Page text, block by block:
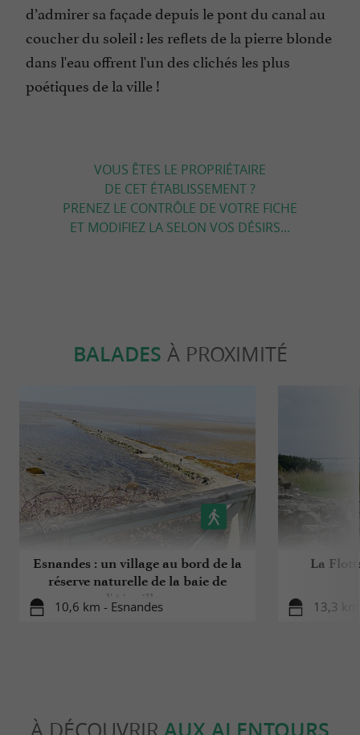
d’admirer sa façade depuis le pont du canal au
coucher du soleil : les reflets de la pierre blonde
dans l'eau offrent l'un des clichés les plus
poétiques de la ville !
VOUS ÊTES LE PROPRIÉTAIRE
DE CET ÉTABLISSEMENT ?
PRENEZ LE CONTRÔLE DE VOTRE FICHE
ET MODIFIEZ LA SELON VOS DÉSIRS...
BALADES À PROXIMITÉ
Esnandes : un village au bord de la
réserve naturelle de la baie de
l'Aiguillon
10,6 km - Esnandes
La
13,3